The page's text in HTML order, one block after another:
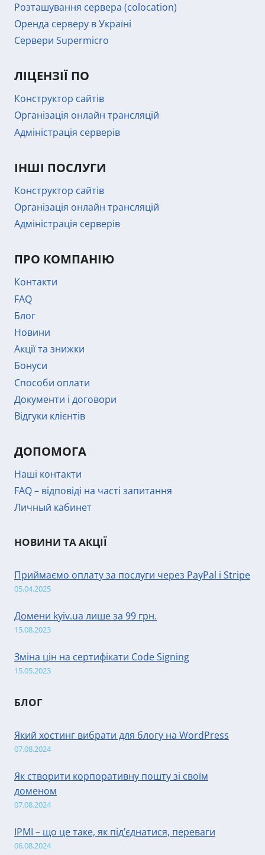
Розташування сервера (colocation)
Оренда серверу в Україні
Сервери Supermicro
ЛІЦЕНЗІЇ ПО
Конструктор сайтів
Організація онлайн трансляцій
Адміністрація серверів
ІНШІ ПОСЛУГИ
Конструктор сайтів
Організація онлайн трансляцій
Адміністрація серверів
ПРО КОМПАНІЮ
Контакти
FAQ
Блог
Новини
Акції та знижки
Бонуси
Способи оплати
Документи і договори
Відгуки клієнтів
ДОПОМОГА
Наші контакти
FAQ – відповіді на часті запитання
Личный кабинет
НОВИНИ ТА АКЦІЇ
Приймаємо оплату за послуги через PayPal і Stripe
05.04.2025
Домени kyiv.ua лише за 99 грн.
15.08.2023
Зміна цін на сертифікати Code Signing
15.05.2023
БЛОГ
Який хостинг вибрати для блогу на WordPress
07.08.2024
Як створити корпоративну пошту зі своїм
доменом
07.08.2024
IPMI – що це таке, як під’єднатися, переваги
06.08.2024